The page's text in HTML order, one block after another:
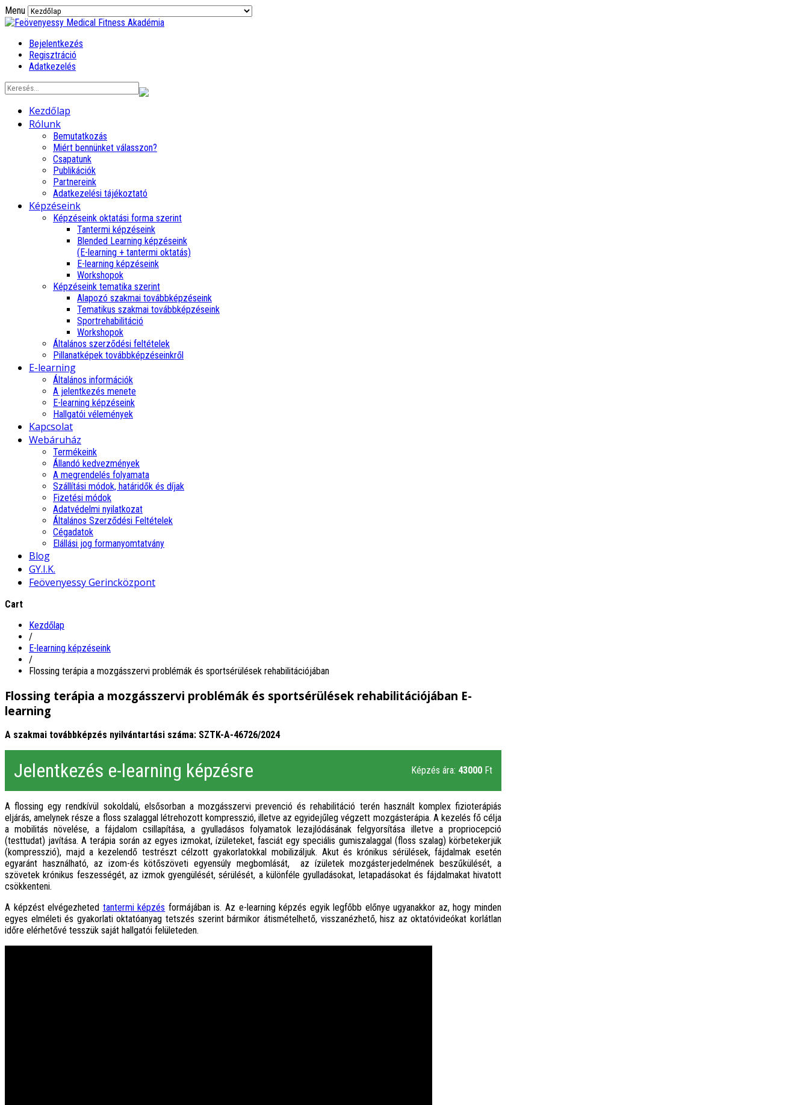
Menu
Bejelentkezés
Regisztráció
Adatkezelés
Kezdőlap
Rólunk
Bemutatkozás
Miért bennünket válasszon?
Csapatunk
Publikációk
Partnereink
Adatkezelési tájékoztató
Képzéseink
Képzéseink oktatási forma szerint
Tantermi képzéseink
Blended Learning képzéseink
(E-learning + tantermi oktatás)
E-learning képzéseink
Workshopok
Képzéseink tematika szerint
Alapozó szakmai továbbképzéseink
Tematikus szakmai továbbképzéseink
Sportrehabilitáció
Workshopok
Általános szerződési feltételek
Pillanatképek továbbképzéseinkről
E-learning
Általános információk
A jelentkezés menete
E-learning képzéseink
Hallgatói vélemények
Kapcsolat
Webáruház
Termékeink
Állandó kedvezmények
A megrendelés folyamata
Szállítási módok, határidők és díjak
Fizetési módok
Adatvédelmi nyilatkozat
Általános Szerződési Feltételek
Cégadatok
Elállási jog formanyomtatvány
Blog
GY.I.K.
Feövenyessy Gerincközpont
Cart
Kezdőlap
/
E-learning képzéseink
/
Flossing terápia a mozgásszervi problémák és sportsérülések rehabilitációjában
Flossing terápia a mozgásszervi problémák és sportsérülések rehabilitációjában E-
learning
A szakmai továbbképzés nyilvántartási száma: SZTK-A-46726/2024
Jelentkezés e-learning képzésre Képzés ára: 43000 Ft
A flossing egy rendkívül sokoldalú, elsősorban a mozgásszervi prevenció és rehabilitáció terén használt komplex fizioterápiás
eljárás, amelynek része a floss szalaggal létrehozott kompresszió, illetve az egyidejűleg végzett mozgásterápia. A kezelés fő célja
a mobilitás növelése, a fájdalom csillapítása, a gyulladásos folyamatok lezajlódásának felgyorsítása illetve a propriocepció
(testtudat) javítása. A terápia során az egyes izmokat, ízületeket, fasciát egy speciális gumiszalaggal (floss szalag) körbetekerjük
(kompresszió), majd a kezelendő testrészt célzott gyakorlatokkal mobilizáljuk. Akut és krónikus sérülések, fájdalmak esetén
egyaránt használható, az izom-és kötőszöveti egyensúly megbomlását, az ízületek mozgásterjedelmének beszűkülését, a
szövetek krónikus feszességét, az izmok gyengülését, sérülését, a különféle gyulladásokat, letapadásokat és fájdalmakat hivatott
csökkenteni.
A képzést elvégezheted tantermi képzés formájában is. Az e-learning képzés egyik legfőbb előnye ugyanakkor az, hogy minden
egyes elméleti és gyakorlati oktatóanyag tetszés szerint bármikor átismételhető, visszanézhető, hisz az oktatóvideókat korlátlan
időre elérhetővé tesszük saját hallgatói felületeden.